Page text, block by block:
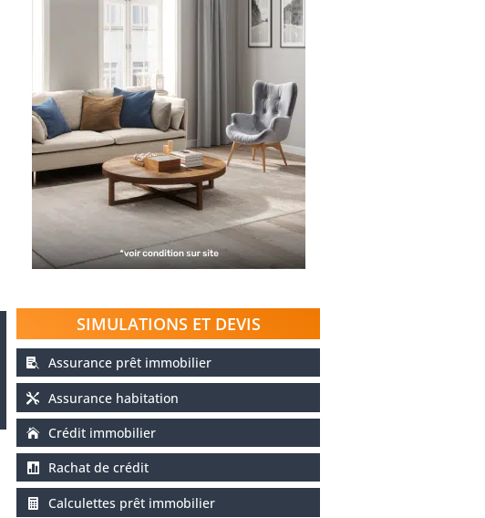
SIMULATIONS ET DEVIS
Assurance prêt immobilier
Assurance habitation
Crédit immobilier
Rachat de crédit
Calculettes prêt immobilier